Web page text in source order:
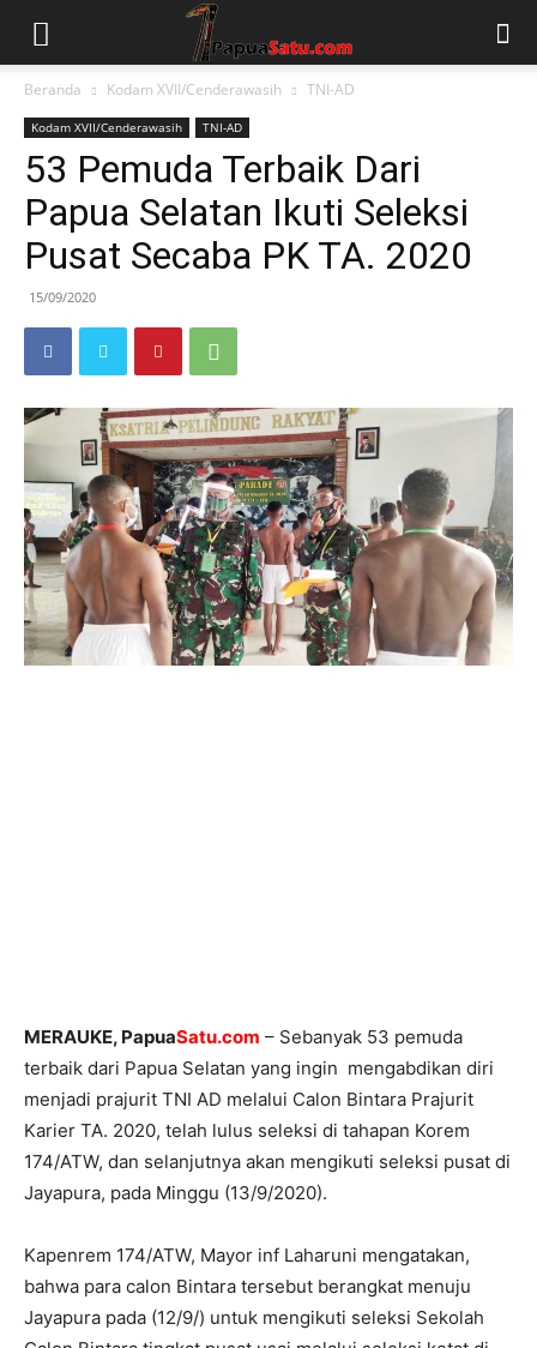
Beranda Kodam XVII/Cenderawasih TNI-AD
Kodam XVII/Cenderawasih TNI-AD
53 Pemuda Terbaik Dari
Papua Selatan Ikuti Seleksi
Pusat Secaba PK TA. 2020
15/09/2020
MERAUKE, PapuaSatu.com – Sebanyak 53 pemuda
terbaik dari Papua Selatan yang ingin mengabdikan diri
menjadi prajurit TNI AD melalui Calon Bintara Prajurit
Karier TA. 2020, telah lulus seleksi di tahapan Korem
174/ATW, dan selanjutnya akan mengikuti seleksi pusat di
Jayapura, pada Minggu (13/9/2020).
Kapenrem 174/ATW, Mayor inf Laharuni mengatakan,
bahwa para calon Bintara tersebut berangkat menuju
Jayapura pada (12/9/) untuk mengikuti seleksi Sekolah